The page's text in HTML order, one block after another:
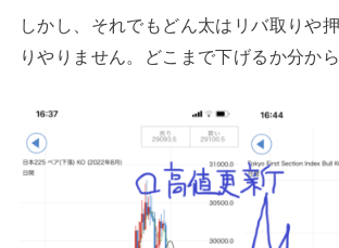
しかし、それでもどん太はリバ取りや
りやりません。どこまで下げるか分か